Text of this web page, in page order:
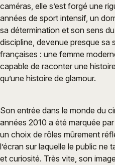
caméras, elle s’est forgé une
années de sport intensif, un
sa détermination et son sens
discipline, devenue presque sa
françaises : une femme
capable de raconter une
qu’une histoire de glamour.
Son entrée dans le monde du
années 2010 a été marquée
un choix de rôles mûrement
l’écran sur laquelle le public ne
et curiosité. Très vite, son